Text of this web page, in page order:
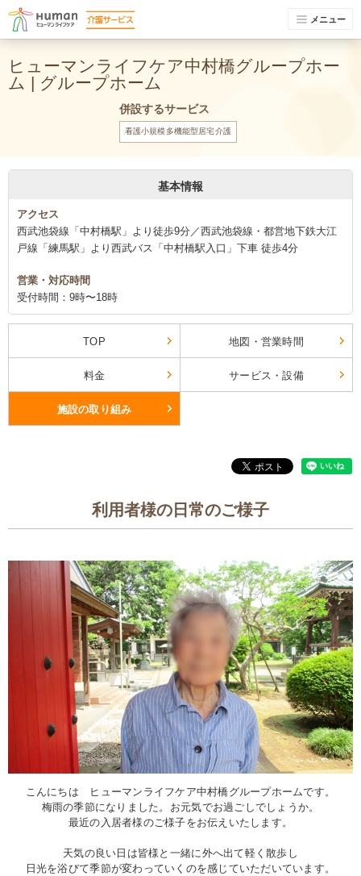
メニュー
ヒューマンライフケア中村橋グループホー
ム | グループホーム
併設するサービス
看護小規模多機能型居宅介護
基本情報
アクセス
西武池袋線「中村橋駅」より徒歩9分／西武池袋線・都営地下鉄大江
戸線「練馬駅」より西武バス「中村橋駅入口」下車 徒歩4分
営業・対応時間
受付時間：9時〜18時
TOP 地図・営業時間
料金 サービス・設備
施設の取り組み
利用者様の日常のご様子
こんにちは ヒューマンライフケア中村橋グループホームです。
梅雨の季節になりました。お元気でお過ごしでしょうか。
最近の入居者様のご様子をお伝えいたします。
天気の良い日は皆様と一緒に外へ出て軽く散歩し
日光を浴びて季節が変わっていくのを感じていただいています。